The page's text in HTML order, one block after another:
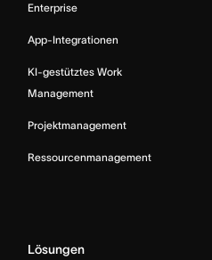
Enterprise
App-Integrationen
KI-gestütztes Work
Management
Projektmanagement
Ressourcenmanagement
Lösungen